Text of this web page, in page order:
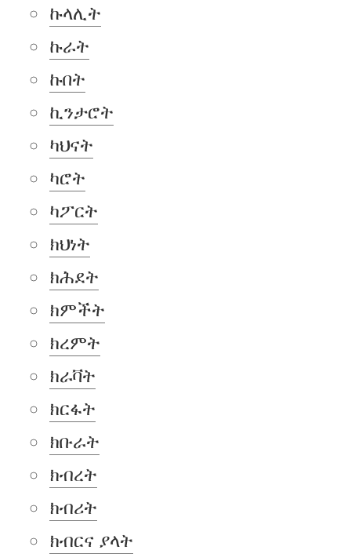
ኩላሊት
ኩራት
ኩበት
ኪንታሮት
ካህናት
ካሮት
ካፖርት
ክህነት
ክሕደት
ክምችት
ክረምት
ክራቫት
ክርፋት
ክቡራት
ክብረት
ክብሪት
ክብርና ያላት